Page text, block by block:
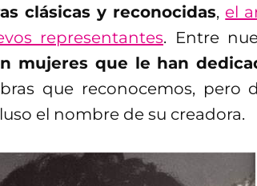
clásicas y reconocidas, el
representantes. Entre
mujeres que le han
que reconocemos, pero
el nombre de su creadora.